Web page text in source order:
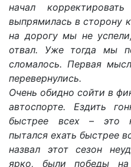
начал
выпрямилась в сторону
на дорогу мы не
отвал. Уже тогда мы
сломалось. Первая
перевернулись.
Очень обидно сойти в
автоспорте. Ездить
быстрее всех – это
пытался ехать быстрее
назвал этот сезон
ярко, были победы